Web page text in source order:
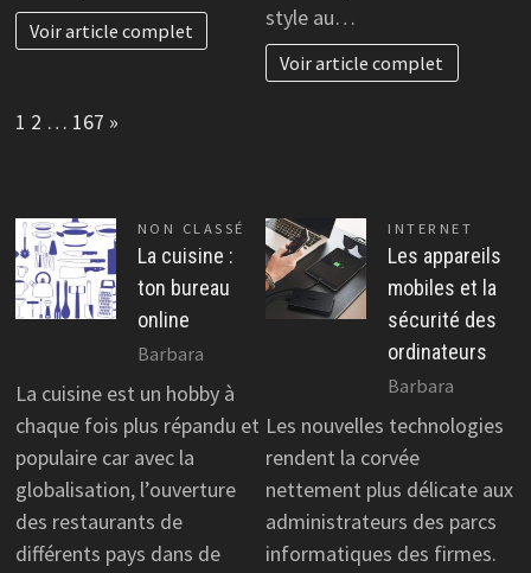
Voir article complet
style au…
Voir article complet
Page:
1 2 … 167 Next
»
NON CLASSÉ
La cuisine :
ton bureau
online
Barbara
La cuisine est un hobby à
chaque fois plus répandu et
populaire car avec la
globalisation, l’ouverture
des restaurants de
différents pays dans de
INTERNET
Les appareils
mobiles et la
sécurité des
ordinateurs
Barbara
Les nouvelles technologies
rendent la corvée
nettement plus délicate aux
administrateurs des parcs
informatiques des firmes.